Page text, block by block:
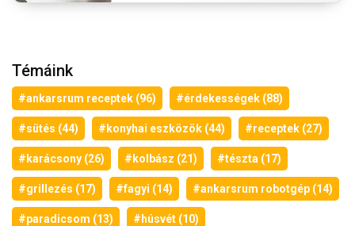
Témáink
#ankarsrum receptek (96) #érdekességek (88)
#sütés (44) #konyhai eszközök (44) #receptek (27)
#karácsony (26) #kolbász (21) #tészta (17)
#grillezés (17) #fagyi (14) #ankarsrum robotgép (14)
#paradicsom (13) #húsvét (10)